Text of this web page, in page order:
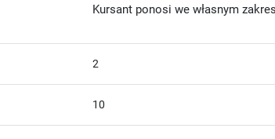
Kursant ponosi we własnym
2
10